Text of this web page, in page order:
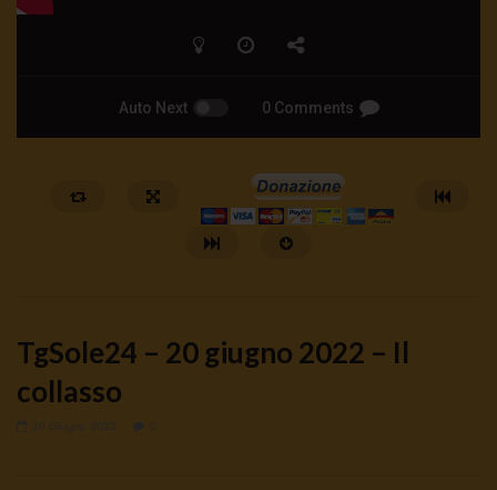
Auto Next 0 Comments
TgSole24 – 20 giugno 2022 – Il
collasso